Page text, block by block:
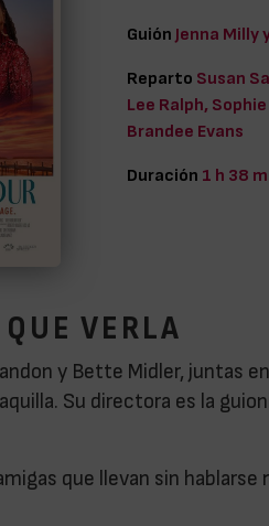
Guión Jenna Milly
Reparto Susan
Lee Ralph,
Brandee Evans
Duración 1 h 38 m
QUE VERLA
y Bette Midler, juntas
Su directora es la
que llevan sin